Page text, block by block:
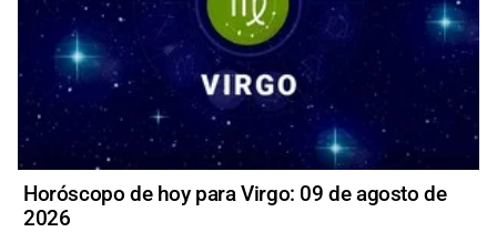
Horóscopo de hoy para Virgo: 09 de agosto de
2026